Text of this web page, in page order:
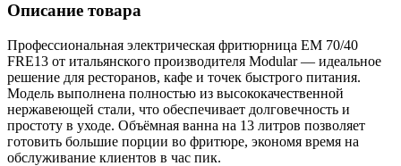
Описание товара
Профессиональная электрическая фритюрница EM 70/40
FRE13 от итальянского производителя Modular — идеальное
решение для ресторанов, кафе и точек быстрого питания.
Модель выполнена полностью из высококачественной
нержавеющей стали, что обеспечивает долговечность и
простоту в уходе. Объёмная ванна на 13 литров позволяет
готовить большие порции во фритюре, экономя время на
обслуживание клиентов в час пик.